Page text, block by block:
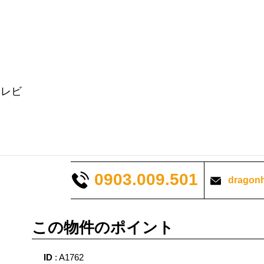
ビ
0903.009.501
この物件のポイント
ID : A1762